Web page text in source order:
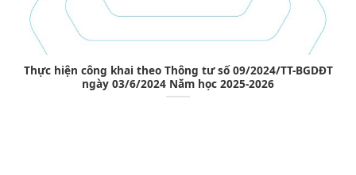
Thực hiện công khai theo Thông tư số 09/2024/TT-BGDĐT
ngày 03/6/2024 Năm học 2025-2026